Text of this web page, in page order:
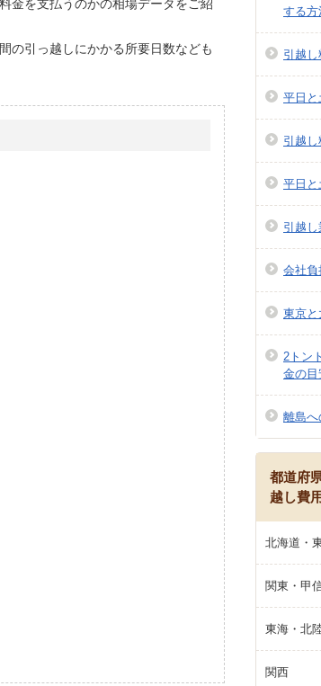
金を支払うのかの相場データをご紹
の引っ越しにかかる所要日数なども
する方
引越
平日と
引越
平日と
引越
会社負
東京と
2トン
金の目
離島へ
都道府
越し費
北海道・
関東・甲
東海・北
関西